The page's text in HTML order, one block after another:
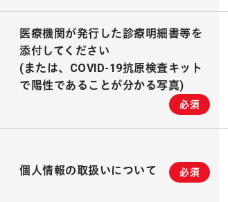
医療機関が発行した診療明細書等を
添付してください
(または、COVID-19抗原検査キット
で陽性であることが分かる写真)
必須
個人情報の取扱いについて 必須